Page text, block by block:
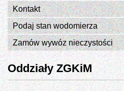
Kontakt
Podaj stan wodomierza
Zamów wywóz nieczystości
Oddziały ZGKiM